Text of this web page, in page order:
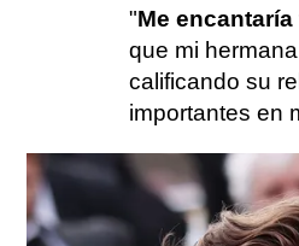
"Me
que mi
calificando su
importantes en